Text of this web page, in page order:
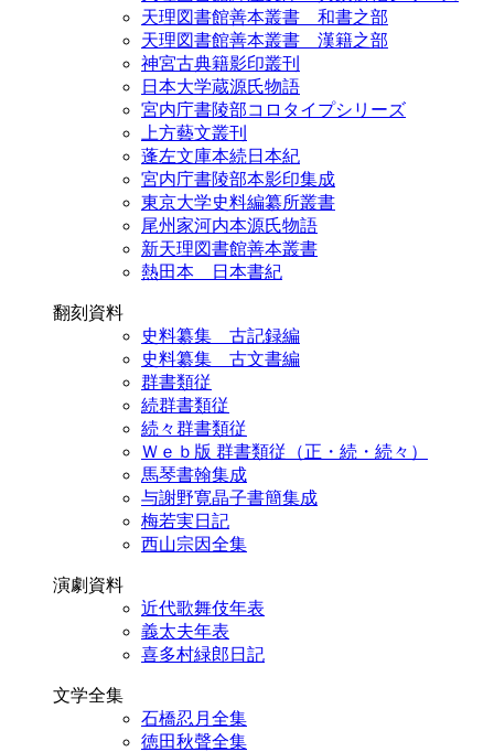
天理図書館善本叢書 和書之部
天理図書館善本叢書 漢籍之部
神宮古典籍影印叢刊
日本大学蔵源氏物語
宮内庁書陵部コロタイプシリーズ
上方藝文叢刊
蓬左文庫本続日本紀
宮内庁書陵部本影印集成
東京大学史料編纂所叢書
尾州家河内本源氏物語
新天理図書館善本叢書
熱田本 日本書紀
翻刻資料
史料纂集 古記録編
史料纂集 古文書編
群書類従
続群書類従
続々群書類従
Ｗｅｂ版 群書類従（正・続・続々）
馬琴書翰集成
与謝野寛晶子書簡集成
梅若実日記
西山宗因全集
演劇資料
近代歌舞伎年表
義太夫年表
喜多村緑郎日記
文学全集
石橋忍月全集
徳田秋聲全集